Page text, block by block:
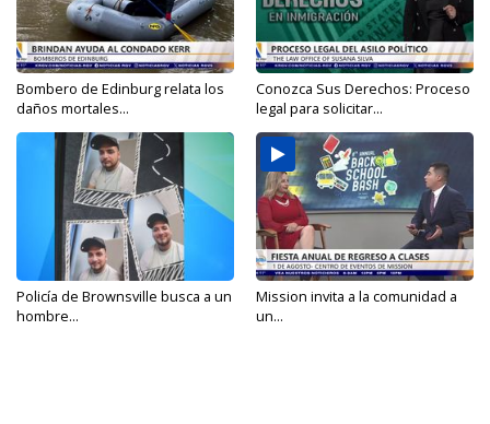
Bombero de Edinburg relata los
daños mortales...
Conozca Sus Derechos: Proceso
legal para solicitar...
Policía de Brownsville busca a un
hombre...
Mission invita a la comunidad a
un...